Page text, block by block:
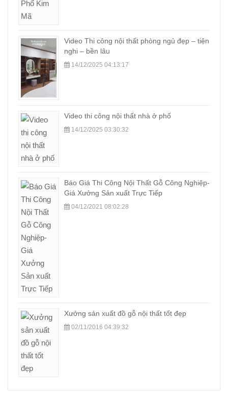
Video Thi công nội thất phòng ngủ đẹp – tiện
nghi – bền lâu
14/12/2025 04:13:17
Video thi công nội thất nhà ở phố
14/12/2025 03:30:32
Báo Giá Thi Công Nội Thất Gỗ Công Nghiệp-
Giá Xưởng Sản xuất Trực Tiếp
04/12/2021 08:02:28
Xưởng sản xuất đồ gỗ nội thất tốt đẹp
02/11/2016 04:39:32